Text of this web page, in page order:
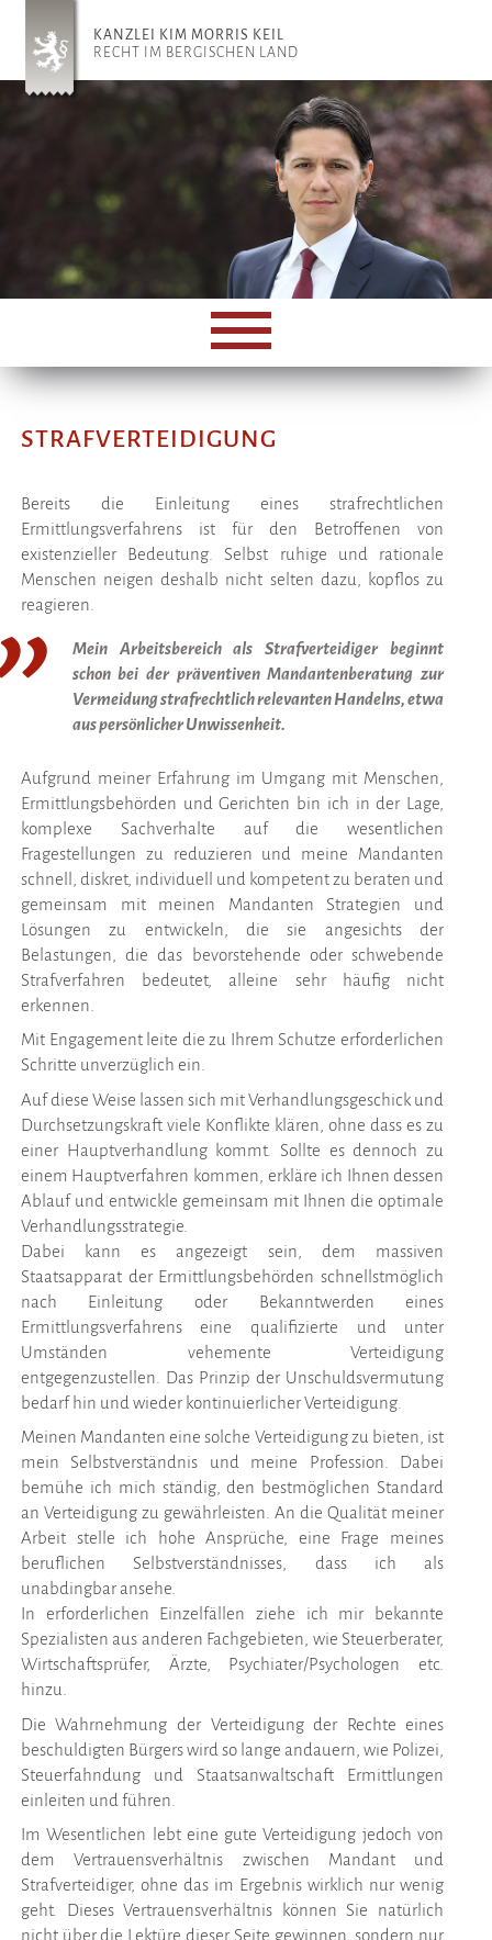
KANZLEI KIM MORRIS KEIL
RECHT IM BERGISCHEN LAND
STRAFVERTEIDIGUNG
Bereits die Einleitung eines strafrechtlichen
Ermittlungsverfahrens ist für den Betroffenen von
existenzieller Bedeutung. Selbst ruhige und rationale
Menschen neigen deshalb nicht selten dazu, kopflos zu
reagieren.
Mein Arbeitsbereich als Strafverteidiger beginnt
schon bei der präventiven Mandantenberatung zur
Vermeidung strafrechtlich relevanten Handelns, etwa
aus persönlicher Unwissenheit.
Aufgrund meiner Erfahrung im Umgang mit Menschen,
Ermittlungsbehörden und Gerichten bin ich in der Lage,
komplexe Sachverhalte auf die wesentlichen
Fragestellungen zu reduzieren und meine Mandanten
schnell, diskret, individuell und kompetent zu beraten und
gemeinsam mit meinen Mandanten Strategien und
Lösungen zu entwickeln, die sie angesichts der
Belastungen, die das bevorstehende oder schwebende
Strafverfahren bedeutet, alleine sehr häufig nicht
erkennen.
Mit Engagement leite die zu Ihrem Schutze erforderlichen
Schritte unverzüglich ein.
Auf diese Weise lassen sich mit Verhandlungsgeschick und
Durchsetzungskraft viele Konflikte klären, ohne dass es zu
einer Hauptverhandlung kommt. Sollte es dennoch zu
einem Hauptverfahren kommen, erkläre ich Ihnen dessen
Ablauf und entwickle gemeinsam mit Ihnen die optimale
Verhandlungsstrategie.
Dabei kann es angezeigt sein, dem massiven
Staatsapparat der Ermittlungsbehörden schnellstmöglich
nach Einleitung oder Bekanntwerden eines
Ermittlungsverfahrens eine qualifizierte und unter
Umständen vehemente Verteidigung
entgegenzustellen. Das Prinzip der Unschuldsvermutung
bedarf hin und wieder kontinuierlicher Verteidigung.
Meinen Mandanten eine solche Verteidigung zu bieten, ist
mein Selbstverständnis und meine Profession. Dabei
bemühe ich mich ständig, den bestmöglichen Standard
an Verteidigung zu gewährleisten. An die Qualität meiner
Arbeit stelle ich hohe Ansprüche, eine Frage meines
beruflichen Selbstverständnisses, dass ich als
unabdingbar ansehe.
In erforderlichen Einzelfällen ziehe ich mir bekannte
Spezialisten aus anderen Fachgebieten, wie Steuerberater,
Wirtschaftsprüfer, Ärzte, Psychiater/Psychologen etc.
hinzu.
Die Wahrnehmung der Verteidigung der Rechte eines
beschuldigten Bürgers wird so lange andauern, wie Polizei,
Steuerfahndung und Staatsanwaltschaft Ermittlungen
einleiten und führen.
Im Wesentlichen lebt eine gute Verteidigung jedoch von
dem Vertrauensverhältnis zwischen Mandant und
Strafverteidiger, ohne das im Ergebnis wirklich nur wenig
geht. Dieses Vertrauensverhältnis können Sie natürlich
nicht über die Lektüre dieser Seite gewinnen, sondern nur